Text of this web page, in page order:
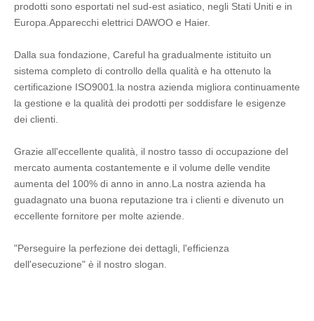
prodotti sono esportati nel sud-est asiatico, negli Stati Uniti e in
Europa.Apparecchi elettrici DAWOO e Haier.
Dalla sua fondazione, Careful ha gradualmente istituito un
sistema completo di controllo della qualità e ha ottenuto la
certificazione ISO9001.la nostra azienda migliora continuamente
la gestione e la qualità dei prodotti per soddisfare le esigenze
dei clienti.
Grazie all'eccellente qualità, il nostro tasso di occupazione del
mercato aumenta costantemente e il volume delle vendite
aumenta del 100% di anno in anno.La nostra azienda ha
guadagnato una buona reputazione tra i clienti e divenuto un
eccellente fornitore per molte aziende.
"Perseguire la perfezione dei dettagli, l'efficienza
dell'esecuzione" è il nostro slogan.